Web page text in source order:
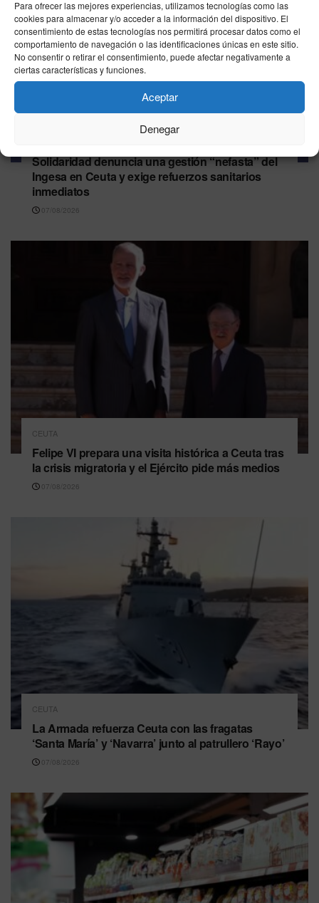
Para ofrecer las mejores experiencias, utilizamos tecnologías como las
cookies para almacenar y/o acceder a la información del dispositivo. El
consentimiento de estas tecnologías nos permitirá procesar datos como el
comportamiento de navegación o las identificaciones únicas en este sitio.
No consentir o retirar el consentimiento, puede afectar negativamente a
ciertas características y funciones.
Aceptar
Denegar
Solidaridad denuncia una gestión “nefasta” del
Ingesa en Ceuta y exige refuerzos sanitarios
inmediatos
07/08/2026
CEUTA
Felipe VI prepara una visita histórica a Ceuta tras
la crisis migratoria y el Ejército pide más medios
07/08/2026
CEUTA
La Armada refuerza Ceuta con las fragatas
‘Santa María’ y ‘Navarra’ junto al patrullero ‘Rayo’
07/08/2026